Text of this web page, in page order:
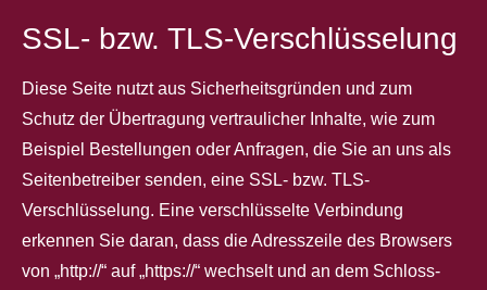
SSL- bzw. TLS-Verschlüsselung
Diese Seite nutzt aus Sicherheitsgründen und zum
Schutz der Übertragung vertraulicher Inhalte, wie zum
Beispiel Bestellungen oder Anfragen, die Sie an uns als
Seitenbetreiber senden, eine SSL- bzw. TLS-
Verschlüsselung. Eine verschlüsselte Verbindung
erkennen Sie daran, dass die Adresszeile des Browsers
von „http://“ auf „https://“ wechselt und an dem Schloss-